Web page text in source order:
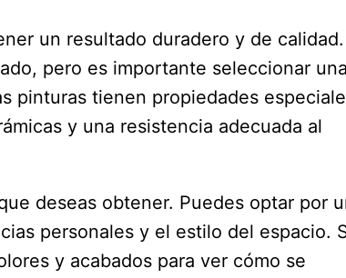
un resultado duradero y de calidad.
pero es importante seleccionar
pinturas tienen propiedades
y una resistencia adecuada al
deseas obtener. Puedes optar por
personales y el estilo del espacio.
y acabados para ver cómo se